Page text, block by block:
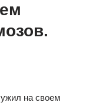
на своем